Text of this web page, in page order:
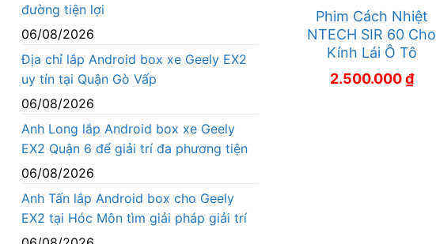
đường tiện lợi
06/08/2026
Địa chỉ lắp Android box xe Geely EX2
uy tín tại Quận Gò Vấp
06/08/2026
Anh Long lắp Android box xe Geely
EX2 Quận 6 để giải trí đa phương tiện
06/08/2026
Anh Tấn lắp Android box cho Geely
EX2 tại Hóc Môn tìm giải pháp giải trí
Phim Cách Nhiệt
NTECH SIR 60 Cho
Kính Lái Ô Tô
2.500.000₫